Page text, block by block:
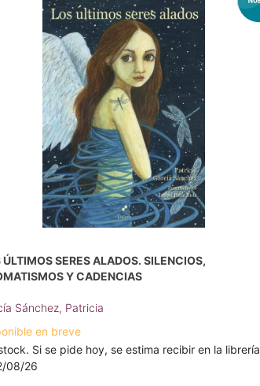
ÚLTIMOS SERES ALADOS. SILENCIOS,
Y CADENCIAS
Sánchez, Patricia
en breve
Si se pide hoy, se estima recibir en la librería
08/26